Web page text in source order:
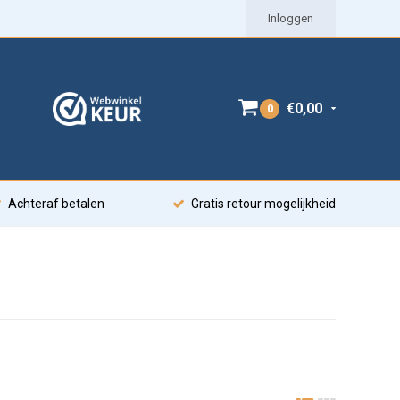
Inloggen
0 €0,00
Achteraf betalen Gratis retour mogelijkheid